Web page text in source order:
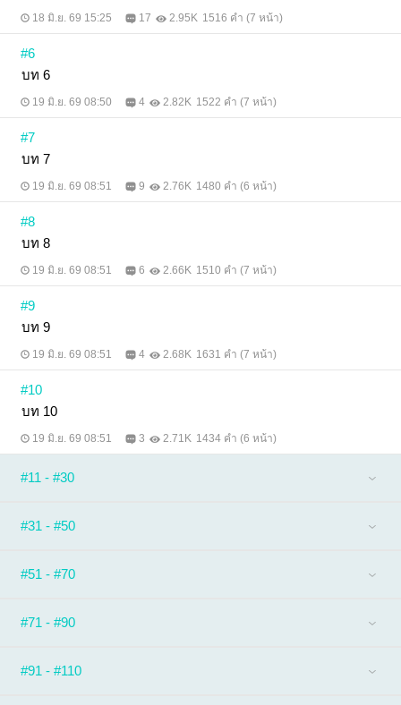
18 มิ.ย. 69 15:25 17 2.95K 1516 คำ (7 หน้า)
#6
บท​ 6
19 มิ.ย. 69 08:50 4 2.82K 1522 คำ (7 หน้า)
#7
บท​ 7
19 มิ.ย. 69 08:51 9 2.76K 1480 คำ (6 หน้า)
#8
บท​ 8
19 มิ.ย. 69 08:51 6 2.66K 1510 คำ (7 หน้า)
#9
บท​ 9
19 มิ.ย. 69 08:51 4 2.68K 1631 คำ (7 หน้า)
#10
บท​ 10​
19 มิ.ย. 69 08:51 3 2.71K 1434 คำ (6 หน้า)
#11 - #30
#31 - #50
#51 - #70
#71 - #90
#91 - #110